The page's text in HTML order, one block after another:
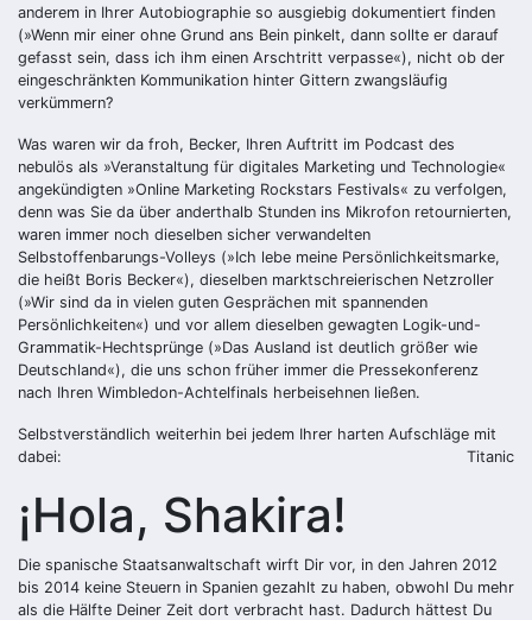
anderem in Ihrer Autobiographie so ausgiebig dokumentiert finden
(»Wenn mir einer ohne Grund ans Bein pinkelt, dann sollte er darauf
gefasst sein, dass ich ihm einen Arschtritt verpasse«), nicht ob der
eingeschränkten Kommunikation hinter Gittern zwangsläufig
verkümmern?
Was waren wir da froh, Becker, Ihren Auftritt im Podcast des
nebulös als »Veranstaltung für digitales Marketing und Technologie«
angekündigten »Online Marketing Rockstars Festivals« zu verfolgen,
denn was Sie da über anderthalb Stunden ins Mikrofon retournierten,
waren immer noch dieselben sicher verwandelten
Selbstoffenbarungs-Volleys (»Ich lebe meine Persönlichkeitsmarke,
die heißt Boris Becker«), dieselben marktschreierischen Netzroller
(»Wir sind da in vielen guten Gesprächen mit spannenden
Persönlichkeiten«) und vor allem dieselben gewagten Logik-und-
Grammatik-Hechtsprünge (»Das Ausland ist deutlich größer wie
Deutschland«), die uns schon früher immer die Pressekonferenz
nach Ihren Wimbledon-Achtelfinals herbeisehnen ließen.
Selbstverständlich weiterhin bei jedem Ihrer harten Aufschläge mit
dabei:
Titanic
¡Hola, Shakira!
Die spanische Staatsanwaltschaft wirft Dir vor, in den Jahren 2012
bis 2014 keine Steuern in Spanien gezahlt zu haben, obwohl Du mehr
als die Hälfte Deiner Zeit dort verbracht hast. Dadurch hättest Du